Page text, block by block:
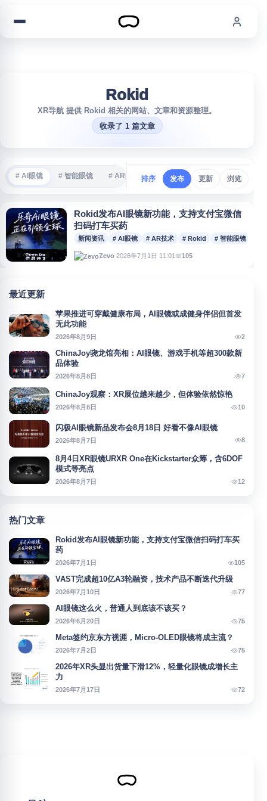
Rokid
XR导航 提供 Rokid 相关的网站、文章和资源整理。
收录了 1 篇文章
# AI眼镜 # 智能眼镜 # AR眼镜 # VR游戏 # 沉浸式体验
排序 发布 更新 浏览
Rokid发布AI眼镜新功能，支持支付宝微信
扫码打车买药
新闻资讯 # AI眼镜 # AR技术 # Rokid # 智能眼镜
Zevo 2026年7月1日 11:01 105
最近更新
苹果推进可穿戴健康布局，AI眼镜或成健身伴侣但首发
无此功能
2026年8月9日 2
ChinaJoy骁龙馆亮相：AI眼镜、游戏手机等超300款新
品体验
2026年8月8日 7
ChinaJoy观察：XR展位越来越少，但体验依然惊艳
2026年8月8日 10
闪极AI眼镜新品发布会8月18日 好看不像AI眼镜
2026年8月7日 8
8月4日XR眼镜URXR One在Kickstarter众筹，含6DOF
模式等亮点
2026年8月7日 12
热门文章
Rokid发布AI眼镜新功能，支持支付宝微信扫码打车买
药
2026年7月1日 105
VAST完成超10亿A3轮融资，技术产品不断迭代升级
2026年7月10日 77
AI眼镜这么火，普通人到底该不该买？
2026年6月20日 75
Meta签约京东方视涯，Micro-OLED眼镜将成主流？
2026年7月2日 75
2026年XR头显出货量下滑12%，轻量化眼镜成增长主
力
2026年7月17日 72